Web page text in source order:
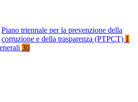
Piano triennale per la prevenzione della
corruzione e della trasparenza (PTPCT) 1
30